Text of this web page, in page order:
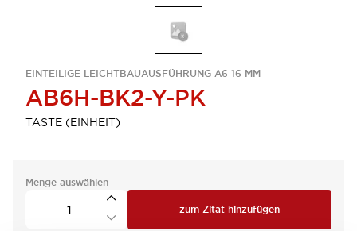
EINTEILIGE LEICHTBAUAUSFÜHRUNG A6 16 MM
AB6H-BK2-Y-PK
TASTE (EINHEIT)
Menge auswählen
zum Zitat hinzufügen